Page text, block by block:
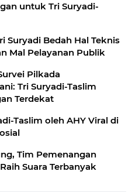
untuk Tri Suryadi-
Suryadi Bedah Hal Teknis
Mal Pelayanan Publik
Pilkada
Tri Suryadi-Taslim
Terdekat
Taslim oleh AHY Viral di
Tim Pemenangan
Suara Terbanyak